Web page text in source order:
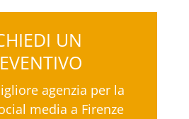
UN
agenzia per la
media a Firenze